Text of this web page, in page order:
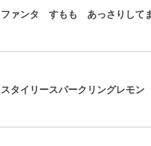
ファンタ すもも あっさりしてま
スタイリースパークリングレモ